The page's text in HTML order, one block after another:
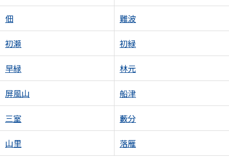
佃 難波
初瀬 初緑
早緑 林元
屏風山 船津
三室 藪分
山里 落雁